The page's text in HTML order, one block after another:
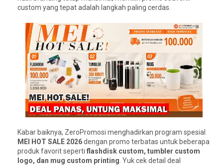
custom yang tepat adalah langkah paling cerdas.
Kabar baiknya, ZeroPromosi menghadirkan program spesial
MEI HOT SALE 2026dengan promo terbatas untuk beberapa
produk favorit seperti flashdisk custom, tumbler custom
logo, dan mug custom printing . Yuk cek detail deal